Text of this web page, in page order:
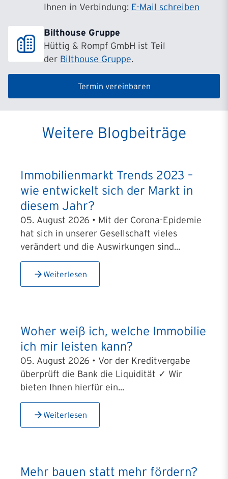
Ihnen in Verbindung: E-Mail schreiben
Bilthouse Gruppe
Hüttig & Rompf GmbH ist Teil
der Bilthouse Gruppe.
Termin vereinbaren
Weitere Blogbeiträge
Immobilienmarkt Trends 2023 –
wie entwickelt sich der Markt in
diesem Jahr?
05. August 2026 • Mit der Corona-Epidemie
hat sich in unserer Gesellschaft vieles
verändert und die Auswirkungen sind...
Weiterlesen
Woher weiß ich, welche Immobilie
ich mir leisten kann?
05. August 2026 • Vor der Kreditvergabe
überprüft die Bank die Liquidität ✓ Wir
bieten Ihnen hierfür ein...
Weiterlesen
Mehr bauen statt mehr fördern?